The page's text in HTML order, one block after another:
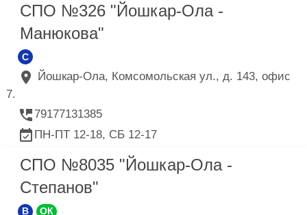
СПО №326 "Йошкар-Ола -
Манюкова"
C
Йошкар-Ола, Комсомольская ул., д. 143, офис
7.
79177131385
ПН-ПТ 12-18, СБ 12-17
СПО №8035 "Йошкар-Ола -
Степанов"
B ОК